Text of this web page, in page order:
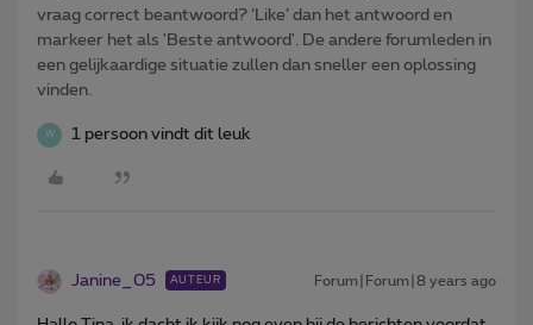
vraag correct beantwoord? ‘Like’ dan het antwoord en
markeer het als 'Beste antwoord'. De andere forumleden in
een gelijkaardige situatie zullen dan sneller een oplossing
vinden.
W 1 persoon vindt dit leuk
Janine_05 AUTEUR Forum|Forum|8 years ago